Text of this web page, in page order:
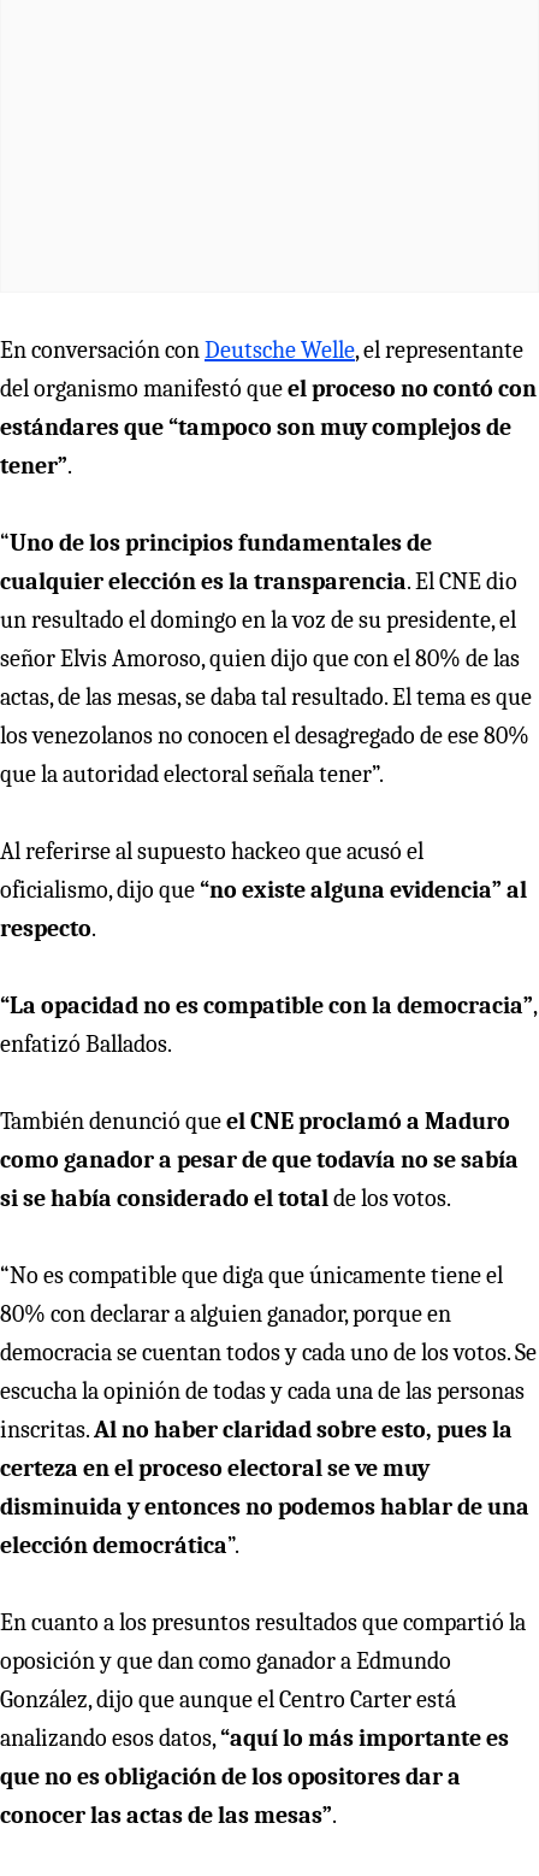
En conversación con Deutsche Welle, el representante
del organismo manifestó queel proceso no contó con
estándares que “tampoco son muy complejos de
tener”.
“Uno de los principios fundamentales de
cualquier elección es la transparencia. El CNE dio
un resultado el domingo en la voz de su presidente, el
señor Elvis Amoroso, quien dijo que con el 80% de las
actas, de las mesas, se daba tal resultado. El tema es que
los venezolanos no conocen el desagregado de ese 80%
que la autoridad electoral señala tener”.
Al referirse al supuesto hackeo que acusó el
oficialismo, dijo que“no existe alguna evidencia” al
respecto.
“La opacidad no es compatible con la democracia”,
enfatizó Ballados.
También denunció queel CNE proclamó a Maduro
como ganador a pesar de que todavía no se sabía
si se había considerado el total de los votos.
“No es compatible que diga que únicamente tiene el
80% con declarar a alguien ganador, porque en
democracia se cuentan todos y cada uno de los votos. Se
escucha la opinión de todas y cada una de las personas
inscritas.Al no haber claridad sobre esto, pues la
certeza en el proceso electoral se ve muy
disminuida y entonces no podemos hablar de una
elección democrática”.
En cuanto a los presuntos resultados que compartió la
oposición y que dan como ganador a Edmundo
González, dijo que aunque el Centro Carter está
analizando esos datos,“aquí lo más importante es
que no es obligación de los opositores dar a
conocer las actas de las mesas”.